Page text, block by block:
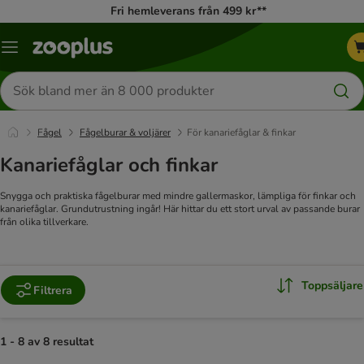
Fri hemleverans från 499 kr**
Katalogmeny
Sök
efter
produkter
Fågel Fågelburar & voljärer För kanariefåglar & finkar
Kanariefåglar och finkar
Snygga och praktiska fågelburar med mindre gallermaskor, lämpliga för finkar och
kanariefåglar. Grundutrustning ingår! Här hittar du ett stort urval av passande burar
från olika tillverkare.
Filtrera Toppsäljare
1 - 8 av 8 resultat